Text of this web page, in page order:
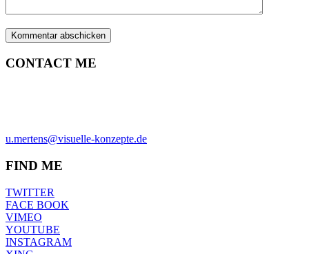
CONTACT ME
u.mertens@visuelle-konzepte.de
FIND ME
TWITTER
FACE BOOK
VIMEO
YOUTUBE
INSTAGRAM